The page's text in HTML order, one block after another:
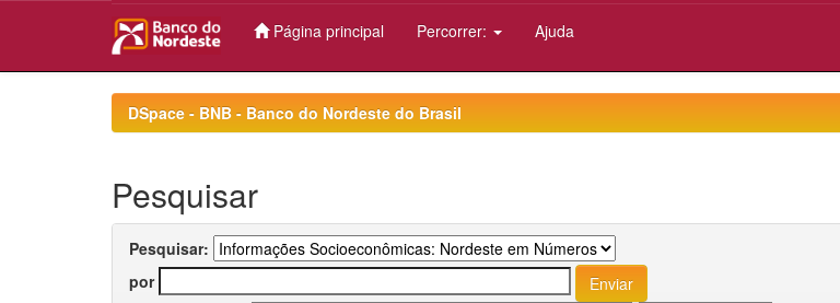
Página principal Percorrer: Ajuda
DSpace - BNB - Banco do Nordeste do Brasil
Pesquisar
Pesquisar:
por